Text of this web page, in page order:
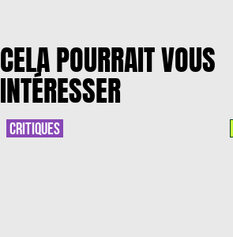
CELA POURRAIT VOUS
INTÉRESSER
CRITIQUES